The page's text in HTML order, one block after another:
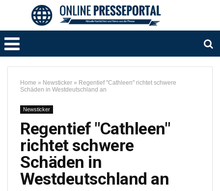
Home » Newsticker » Regentief "Cathleen" richtet schwere
Schäden in Westdeutschland an
Newsticker
Regentief "Cathleen"
richtet schwere
Schäden in
Westdeutschland an